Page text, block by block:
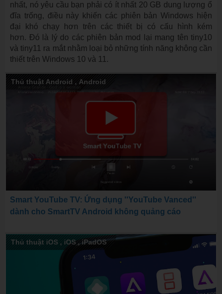
nhất, nó yêu cầu bạn phải có ít nhất 20 GB dung lượng ổ
đĩa trống, điều này khiến các phiên bản Windows hiện
đại khó chạy hơn trên các thiết bị có cấu hình kém
hơn. Đó là lý do các phiên bản mod lại mang tên tiny10
và tiny11 ra mắt nhằm loại bỏ những tính năng không cần
thiết trên Windows 10 và 11.
Thủ thuật Android , Android
Smart YouTube TV: Ứng dụng ''YouTube Vanced''
dành cho SmartTV Android không quảng cáo
Thủ thuật iOS , iOS ,iPadOS